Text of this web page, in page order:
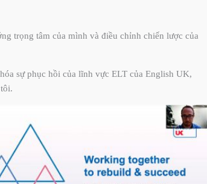
trọng tâm của mình và điều chỉnh chiến lược của
sự phục hồi của lĩnh vực ELT của English UK,